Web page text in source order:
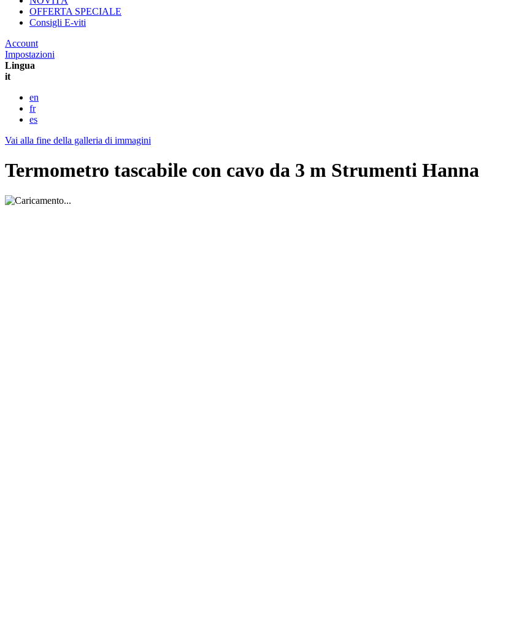
OFFERTA SPECIALE
Consigli E-viti
Account
Impostazioni
Lingua
it
en
fr
es
Vai alla fine della galleria di immagini
Termometro tascabile con cavo da 3 m Strumenti Hanna